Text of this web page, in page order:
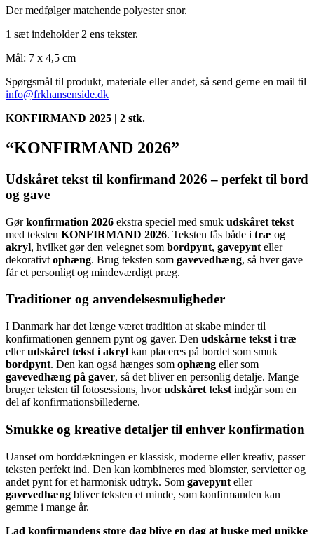
Der medfølger matchende polyester snor.
1 sæt indeholder 2 ens tekster.
Mål: 7 x 4,5 cm
Spørgsmål til produkt, materiale eller andet, så send gerne en mail til
info@frkhansenside.dk
KONFIRMAND 2025 | 2 stk.
“KONFIRMAND 2026”
Udskåret tekst til konfirmand 2026 – perfekt til bord
og gave
Gørkonfirmation 2026 ekstra speciel med smuk udskåret tekst
med teksten KONFIRMAND 2026. Teksten fås både i træ og
akryl, hvilket gør den velegnet som bordpynt, gavepynt eller
dekorativt ophæng. Brug teksten som gavevedhæng, så hver gave
får et personligt og mindeværdigt præg.
Traditioner og anvendelsesmuligheder
I Danmark har det længe været tradition at skabe minder til
konfirmationen gennem pynt og gaver. Den udskårne tekst i træ
ellerudskåret tekst i akryl kan placeres på bordet som smuk
bordpynt. Den kan også hænges som ophæng eller som
gavevedhæng på gaver, så det bliver en personlig detalje. Mange
bruger teksten til fotosessions, hvorudskåret tekst indgår som en
del af konfirmationsbillederne.
Smukke og kreative detaljer til enhver konfirmation
Uanset om borddækningen er klassisk, moderne eller kreativ, passer
teksten perfekt ind. Den kan kombineres med blomster, servietter og
andet pynt for et harmonisk udtryk. Som gavepynt eller
gavevedhæng bliver teksten et minde, som konfirmanden kan
gemme i mange år.
Lad konfirmandens store dag blive en dag at huske med unikke